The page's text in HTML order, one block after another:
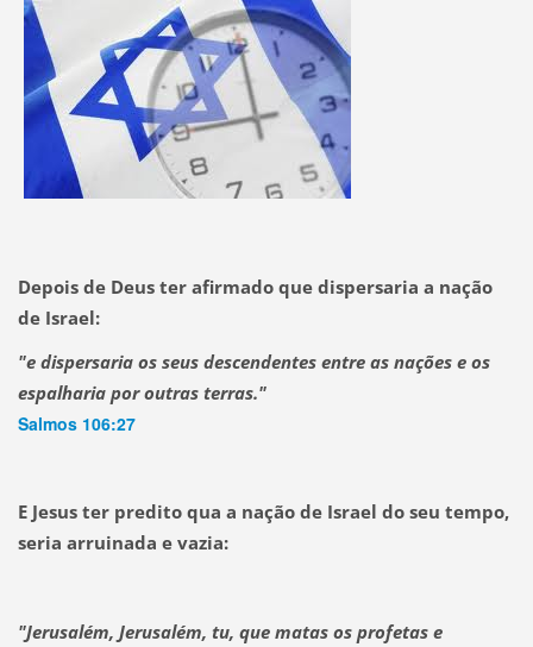
Depois de Deus ter afirmado que dispersaria a nação
de Israel:
"e dispersaria os seus descendentes entre as nações e os
espalharia por outras terras."
Salmos 106:27
E Jesus ter predito qua a nação de Israel do seu tempo,
seria arruinada e vazia:
"Jerusalém, Jerusalém, tu, que matas os profetas e